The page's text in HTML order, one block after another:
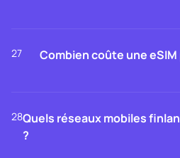
27 Combien coûte une eSIM
28Quels réseaux mobiles
?